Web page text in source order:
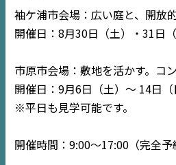
袖ケ浦市会場：広い庭と、開放
開催日：8月30日（土）・31日（
市原市会場：敷地を活かす。コ
開催日：9月6日（土）～ 14日（
※平日も見学可能です。
開催時間：9:00〜17:00（完全予